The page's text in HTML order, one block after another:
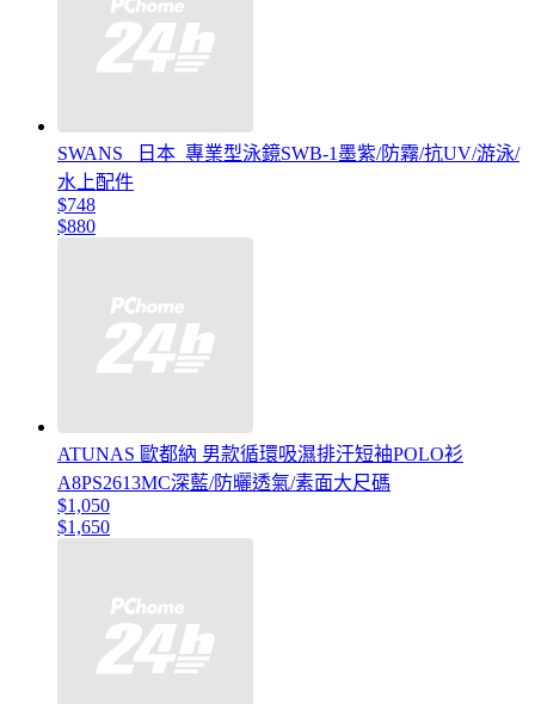
SWANS _日本_專業型泳鏡SWB-1墨紫/防霧/抗UV/游泳/
水上配件
$748
$880
ATUNAS 歐都納 男款循環吸濕排汗短袖POLO衫
A8PS2613MC深藍/防曬透氣/素面大尺碼
$1,050
$1,650